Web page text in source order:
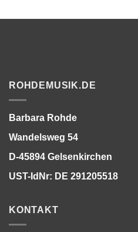
ROHDEMUSIK.DE
Barbara Rohde
Wandelsweg 54
D-45894 Gelsenkirchen
UST-IdNr: DE 291205518
KONTAKT